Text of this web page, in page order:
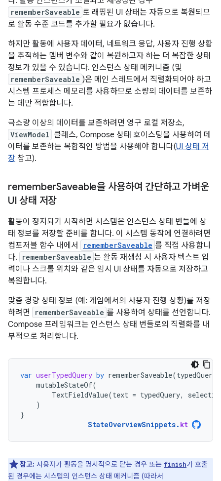
rememberSaveable 로 래핑된 UI 상태는 자동으로 복원되므
로 활동 수준 코드를 추가할 필요가 없습니다.
하지만 활동에 사용자 데이터, 네트워크 응답, 사용자 진행 상황
을 추적하는 멤버 변수와 같이 복원하고자 하는 더 복잡한 상태
정보가 있을 수 있습니다. 인스턴스 상태 메커니즘 (및
rememberSaveable )은 메인 스레드에서 직렬화되어야 하고
시스템 프로세스 메모리를 사용하므로 소량의 데이터를 보존하
는 데만 적합합니다.
극소량 이상의 데이터를 보존하려면 영구 로컬 저장소,
ViewModel 클래스, Compose 상태 호이스팅을 사용하여 데
이터를 보존하는 복합적인 방법을 사용해야 합니다(UI 상태 저
장 참고).
rememberSaveable을 사용하여 간단하고 가벼운
UI 상태 저장
활동이 정지되기 시작하면 시스템은 인스턴스 상태 번들에 상
태 정보를 저장할 준비를 합니다. 이 시스템 동작에 연결하려면
컴포저블 함수 내에서
rememberSaveable 를 직접 사용합니
다.
rememberSaveable 는 활동 재생성 시 사용자 텍스트 입
력이나 스크롤 위치와 같은 임시 UI 상태를 자동으로 저장하고
복원합니다.
맞춤 경량 상태 정보 (예: 게임에서의 사용자 진행 상황)를 저장
하려면
rememberSaveable 를 사용하여 상태를 선언합니다.
Compose 프레임워크는 인스턴스 상태 번들로의 직렬화를 내
부적으로 처리합니다.
var userTypedQuery by rememberSaveable(typedQuery
mutableStateOf(
TextFieldValue(text = typedQuery,
)
}
StateOverviewSnippets. kt
참고: 사용자가 활동을 명시적으로 닫는 경우 또는 finish가 호출
된 경우에는 시스템의 인스턴스 상태 메커니즘 (따라서